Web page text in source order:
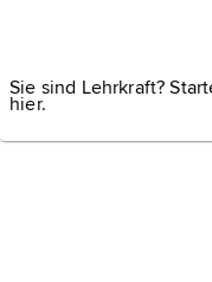
Sie sind Lehrkraft?
hier.